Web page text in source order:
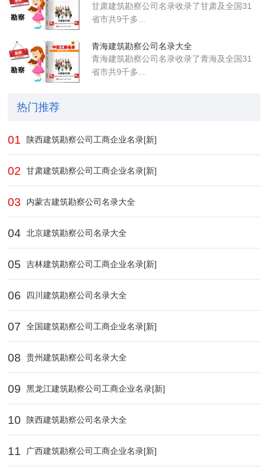
甘肃建筑勘察公司名录收录了甘肃及全国31
省市共9千多...
青海建筑勘察公司名录大全
青海建筑勘察公司名录收录了青海及全国31
省市共9千多...
热门推荐
01 陕西建筑勘察公司工商企业名录[新]
02 甘肃建筑勘察公司工商企业名录[新]
03 内蒙古建筑勘察公司名录大全
04 北京建筑勘察公司名录大全
05 吉林建筑勘察公司工商企业名录[新]
06 四川建筑勘察公司名录大全
07 全国建筑勘察公司工商企业名录[新]
08 贵州建筑勘察公司名录大全
09 黑龙江建筑勘察公司工商企业名录[新]
10 陕西建筑勘察公司名录大全
11 广西建筑勘察公司工商企业名录[新]